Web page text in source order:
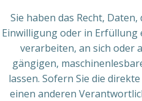
Sie haben das Recht,
Einwilligung oder in
verarbeiten, an sich oder
gängigen,
lassen. Sofern Sie die
einen anderen